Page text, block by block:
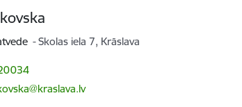
Skolas iela 7, Krāslava